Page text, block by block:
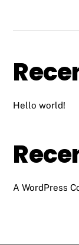
Hello world!
A WordPress